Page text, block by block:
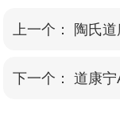
上一个： 陶氏
下一个： 道康宁